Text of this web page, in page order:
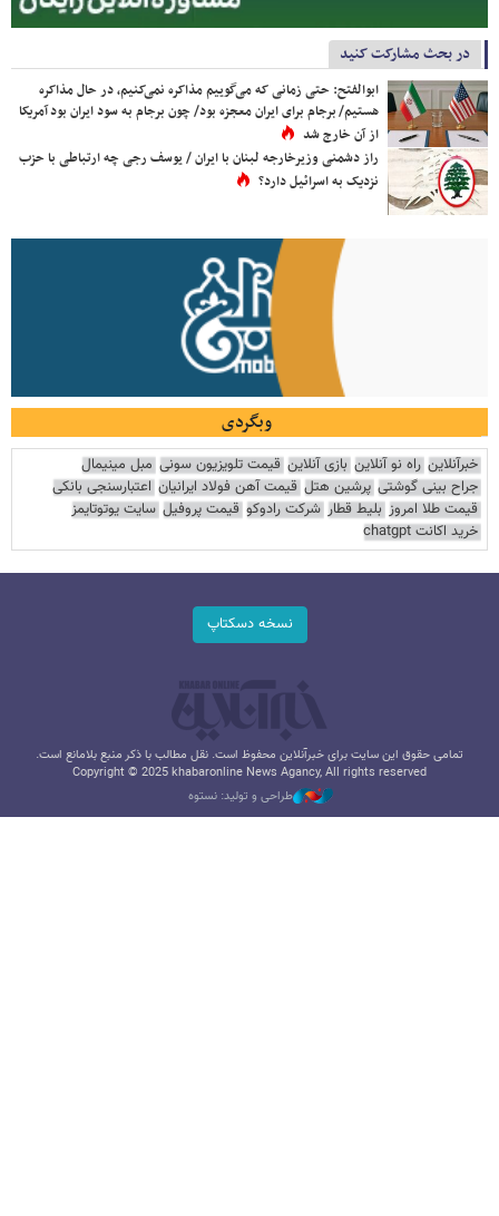
در بحث مشارکت کنید
ابوالفتح: حتی زمانی که می‌گوییم مذاکره نمی‌کنیم، در حال مذاکره
هستیم/ برجام برای ایران معجزه بود/ چون برجام به سود ایران بود آمریکا
از آن خارج شد
راز دشمنی وزیرخارجه لبنان با ایران / یوسف رجی چه ارتباطی با حزب
نزدیک به اسرائیل دارد؟
وبگردی
خبرآنلاین راه نو آنلاین بازی آنلاین قیمت تلویزیون سونی مبل مینیمال
جراح بینی گوشتی پرشین هتل قیمت آهن فولاد ایرانیان اعتبارسنجی بانکی
قیمت طلا امروز بلیط قطار شرکت رادوکو قیمت پروفیل سایت یوتوتایمز
خرید اکانت chatgpt
نسخه دسکتاپ
تمامی حقوق این سایت برای خبرآنلاین محفوظ است. نقل مطالب با ذکر منبع بلامانع است.
Copyright © 2025 khabaronline News Agancy, All rights reserved
طراحی و تولید: نستوه